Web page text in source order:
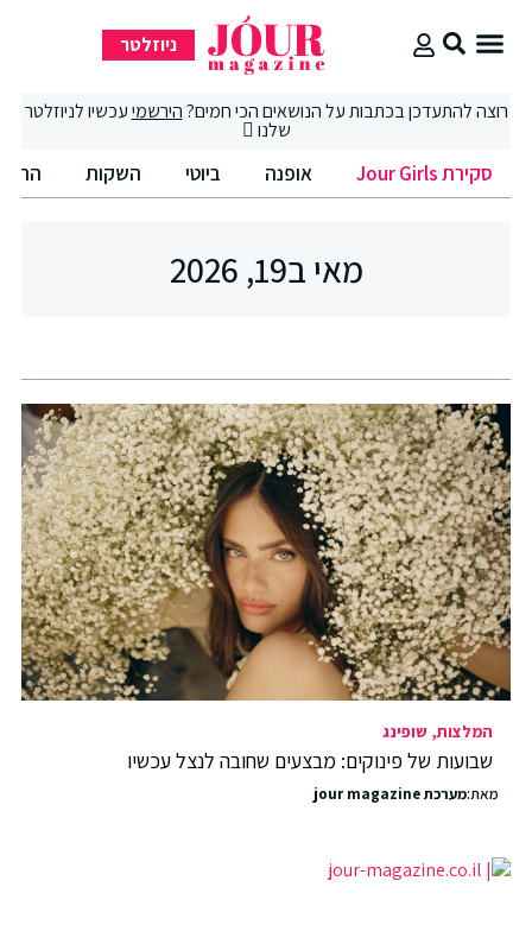
ניוזלטר
רוצה להתעדכן בכתבות על הנושאים הכי חמים?הירשמיעכשיו לניוזלטר
שלנו
סקירת Jour Girls אופנה ביוטי השקות
מאי ב19, 2026
המלצות שופינג
שבועות של פינוקים: מבצעים שחובה לנצל עכשיו
מאת:מערכת jour magazine